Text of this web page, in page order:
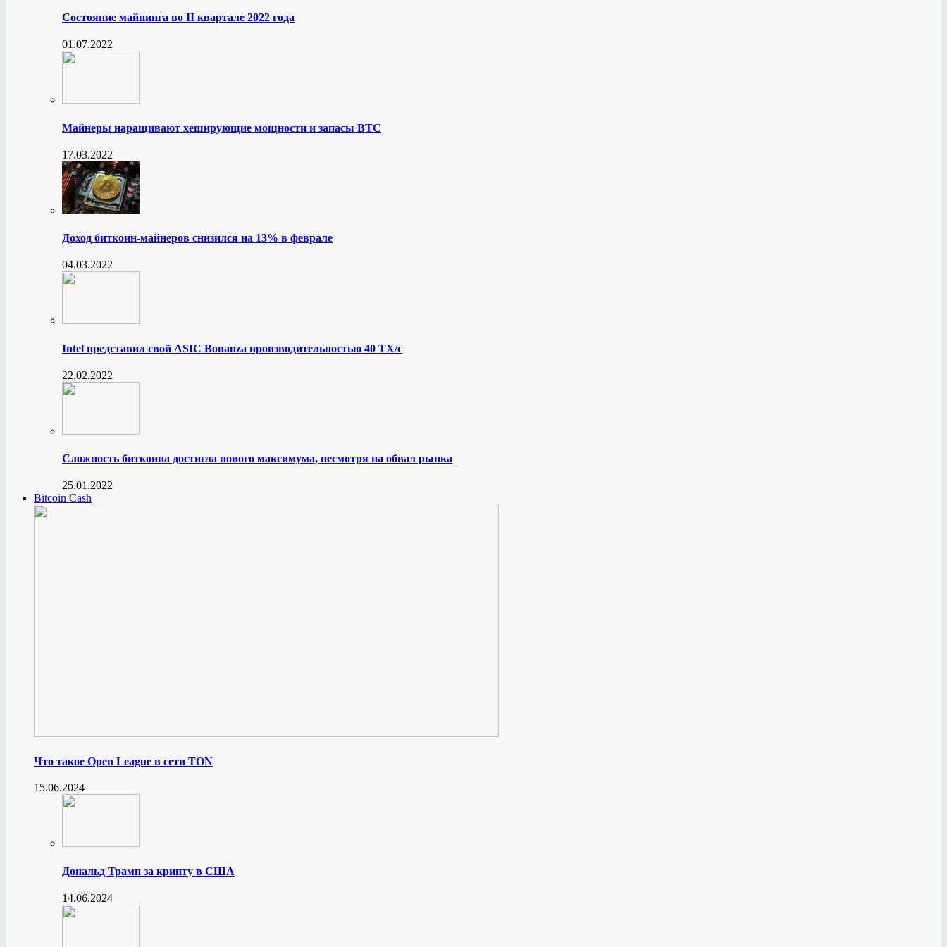
Состояние майнинга во II квартале 2022 года
01.07.2022
Майнеры наращивают хеширующие мощности и запасы BTC
17.03.2022
Доход биткоин-майнеров снизился на 13% в феврале
04.03.2022
Intel представил свой ASIC Bonanza производительностью 40 ТХ/с
22.02.2022
Сложность биткоина достигла нового максимума, несмотря на обвал рынка
25.01.2022
Bitcoin Cash
Что такое Open League в сети TON
15.06.2024
Дональд Трамп за крипту в США
14.06.2024